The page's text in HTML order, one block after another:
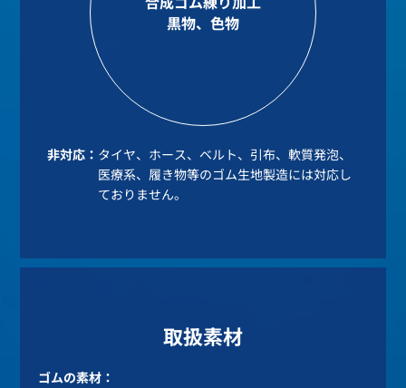
黒物、色物
非対応： タイヤ、ホース、ベルト、引布、軟質発泡、
医療系、履き物等のゴム生地製造には対応し
ておりません。
取扱素材
ゴムの素材：